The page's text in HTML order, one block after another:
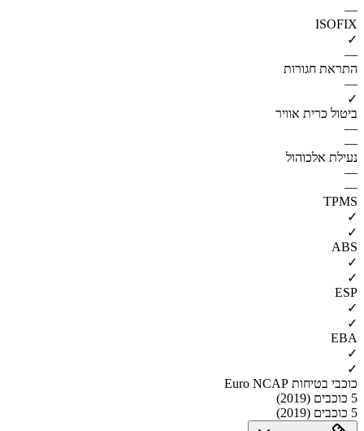
—
ISOFIX
✓
—
התראת חגורות
—
✓
ביטול כרית אוויר
—
—
נעילת אלכוהול
—
—
TPMS
✓
✓
ABS
✓
✓
ESP
✓
✓
EBA
✓
✓
כוכבי בטיחות Euro NCAP
5 כוכבים (2019)
5 כוכבים (2019)